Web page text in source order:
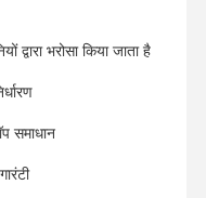
द्वारा भरोसा किया जाता है
समाधान